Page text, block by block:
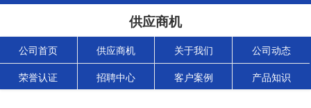
供应商机
公司首页 供应商机 关于我们 公司动态
荣誉认证 招聘中心 客户案例 产品知识